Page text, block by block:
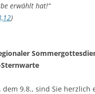
erwählt hat!“
)
dem 9.8., sind Sie herzlich